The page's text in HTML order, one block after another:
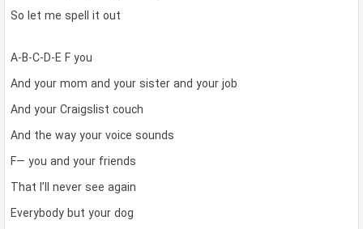
So let me spell it out
A-B-C-D-E F you
And your mom and your sister and your job
And your Craigslist couch
And the way your voice sounds
F— you and your friends
That I’ll never see again
Everybody but your dog